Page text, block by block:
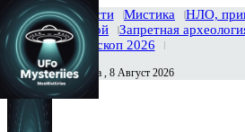
Главная Новости Мистика
НЛО,
Тайны вселенной
Запретная
История
Гороскоп 2026
Сегодня Суббота , 8 Август 2026